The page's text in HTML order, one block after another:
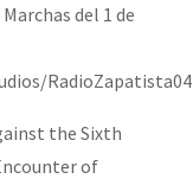
lutas pela
Resistencia y
del 1 de
the Sixth
of